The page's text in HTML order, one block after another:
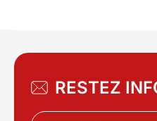
RESTEZ